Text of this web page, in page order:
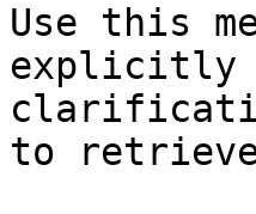
Use this
explicitly